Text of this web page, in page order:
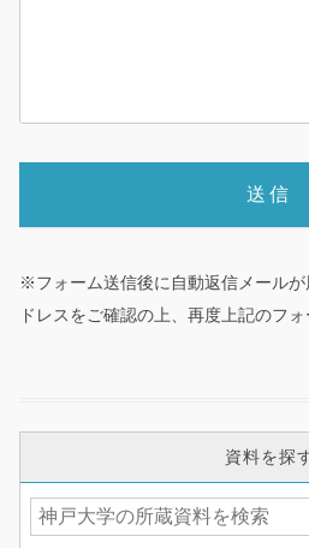
※フォーム送信後に自動返信メール
ドレスをご確認の上、再度上記のフ
資料を探